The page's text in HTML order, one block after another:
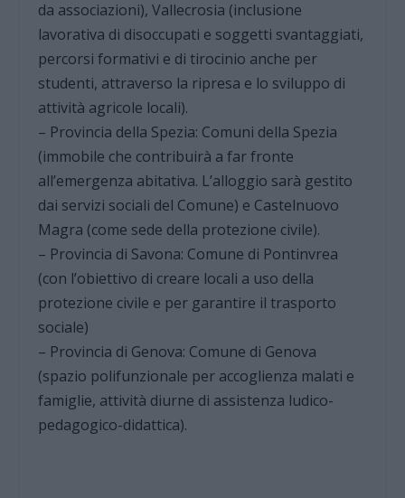
da associazioni), Vallecrosia (inclusione
lavorativa di disoccupati e soggetti svantaggiati,
percorsi formativi e di tirocinio anche per
studenti, attraverso la ripresa e lo sviluppo di
attività agricole locali).
– Provincia della Spezia: Comuni della Spezia
(immobile che contribuirà a far fronte
all’emergenza abitativa. L’alloggio sarà gestito
dai servizi sociali del Comune) e Castelnuovo
Magra (come sede della protezione civile).
– Provincia di Savona: Comune di Pontinvrea
(con l’obiettivo di creare locali a uso della
protezione civile e per garantire il trasporto
sociale)
– Provincia di Genova: Comune di Genova
(spazio polifunzionale per accoglienza malati e
famiglie, attività diurne di assistenza ludico-
pedagogico-didattica).